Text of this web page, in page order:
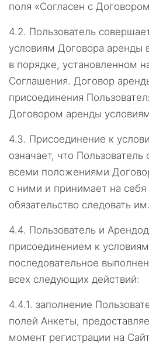
поля «Согласен с
4.2. Пользователь
условиям Договора аренды
в порядке, установленном
Соглашения. Договор
присоединения
Договором аренды
4.3. Присоединение к
означает, что Пользователь
всеми положениями
с ними и принимает на себя
обязательство следовать им.
4.4. Пользователь и
присоединением к
последовательное
всех следующих действий:
4.4.1. заполнение
полей Анкеты,
момент регистрации на